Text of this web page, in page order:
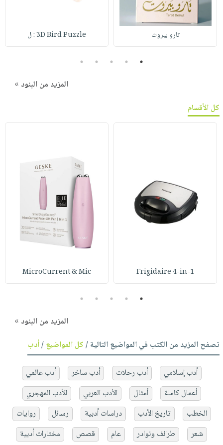
تارو بيروت 3D Bird Puzzle : ل
1
2
3
4
5
المزيد من البنود »
كل الأقسام
Frigidaire 4-in-1
MicroCurrent & Mic
1
2
3
4
5
المزيد من البنود »
تصفح المزيد من الكتب في المواضيع التالية /كل المواضيع/أدب
أدب إسلامي أدب رحلات أدب ساخر
أدب عالمي
أعمال كاملة
أمثال الأدب العربي
الأدب المهجري
الخطب
تاريخ الأدب دراسات أدبية رسائل
روايات
شعر
طرائف ونوادر عام قصص
مختارات أدبية